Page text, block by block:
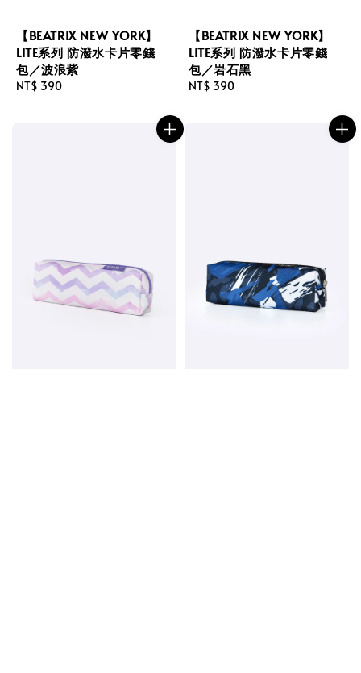
【BEATRIX NEW YORK】
LITE系列 防潑水卡片零錢
包／波浪紫
Regular
NT$ 390
【BEATRIX NEW YORK】
LITE系列 防潑水卡片零錢
包／岩石黑
Regular
NT$ 390